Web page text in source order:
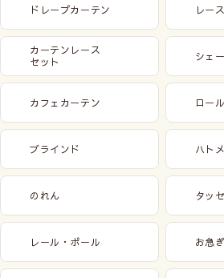
到着日はご指定いただけません
当店は翌日出荷となりますが、お届け
または交通事情により、到着日は異な
お客様からの到着日はご指定いただけ
ください。
また、他の商品と一緒にご注文の場合
出荷となります。
ドレープカーテン レー
カーテンレース
セット
シェ
カフェカーテン ロー
ブラインド ハト
のれん タッ
レール・ポール お急